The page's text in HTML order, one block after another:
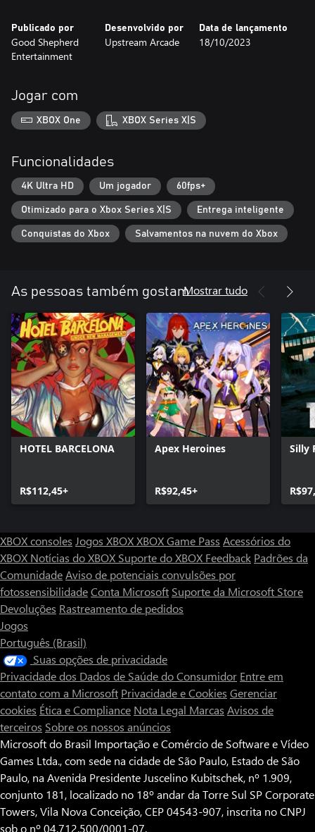
desafiadores que encorajam você a aprender padrões, esquivar,
desviar e, é claro, socar os inimigos até a destruição completa.
Publicado por
Good Shepherd
Entertainment
Desenvolvido por
Upstream Arcade
Data de lançamento
18/10/2023
Jogar com
XBOX One XBOX Series X|S
Funcionalidades
4K Ultra HD Um jogador 60fps+
Otimizado para o Xbox Series X|S Entrega inteligente
Conquistas do Xbox Salvamentos na nuvem do Xbox
As pessoas também gostamMostrar tudo
HOTEL BARCELONA
R$112,45+
Apex Heroines
R$92,45+
Silly
XBOX consoles Jogos XBOXXBOX Game Pass Acessórios do
XBOX Notícias do XBOX Suporte do XBOX Feedback Padrões da
ComunidadeAviso de potenciais convulsões por
fotossensibilidadeConta Microsoft Suporte da Microsoft Store
Devoluções Rastreamento de pedidos
Jogos
Português (Brasil)
Suas opções de privacidade
Privacidade dos Dados de Saúde do Consumidor Entre em
contato com a Microsoft Privacidade e Cookies Gerenciar
cookies Ética e Compliance Nota Legal Marcas Avisos de
terceiros Sobre os nossos anúncios
Microsoft do Brasil Importação e Comércio de Software e Vídeo
Games Ltda., com sede na cidade de São Paulo, Estado de São
Paulo, na Avenida Presidente Juscelino Kubitschek, nº 1.909,
conjunto 181, localizado no 18º andar da Torre Sul SP Corporate
Towers, Vila Nova Conceição, CEP 04543-907, inscrita no CNPJ
sob o nº 04.712.500/0001-07.